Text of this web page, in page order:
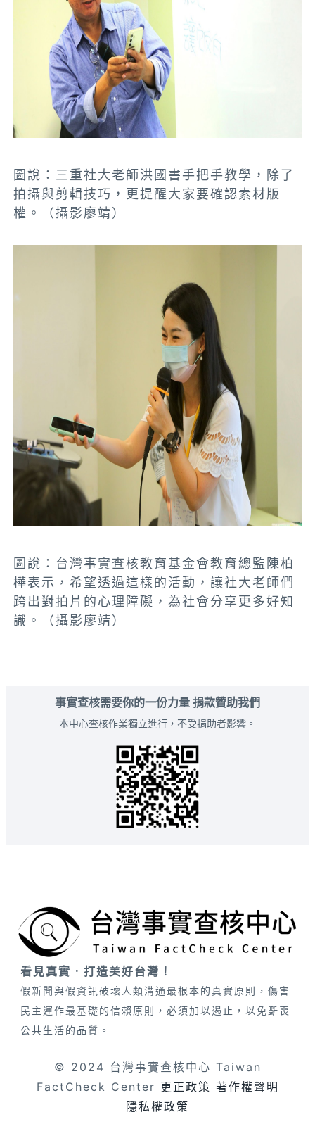
圖說：三重社大老師洪國書手把手教學，除了
拍攝與剪輯技巧，更提醒大家要確認素材版
權。（攝影廖靖）
圖說：台灣事實查核教育基金會教育總監陳柏
樺表示，希望透過這樣的活動，讓社大老師們
跨出對拍片的心理障礙，為社會分享更多好知
識。（攝影廖靖）
事實查核需要你的一份力量 捐款贊助我們
本中心查核作業獨立進行，不受捐助者影響。
看見真實．打造美好台灣！
假新聞與假資訊破壞人類溝通最根本的真實原則，傷害
民主運作最基礎的信賴原則，必須加以遏止，以免斲喪
公共生活的品質。
© 2024 台灣事實查核中心 Taiwan
FactCheck Center 更正政策 著作權聲明
隱私權政策